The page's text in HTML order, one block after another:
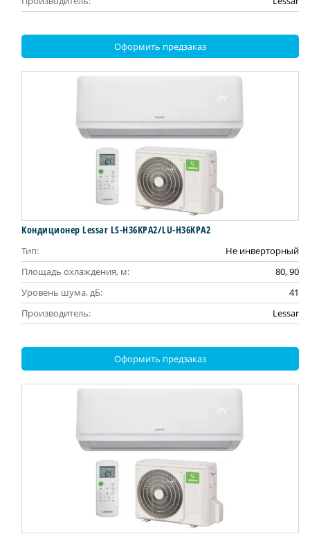
Оформить предзаказ
Кондиционер Lessar LS-H36KPA2/LU-H36KPA2
Тип:
Не инверторный
Площадь охлаждения, м:
80, 90
Уровень шума, дБ:
41
Производитель:
Lessar
Оформить предзаказ